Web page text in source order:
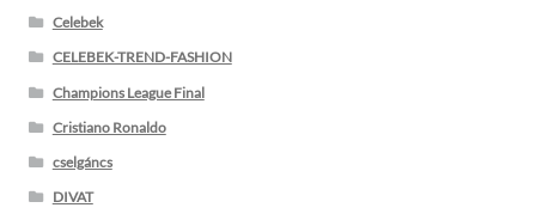
Celebek
CELEBEK-TREND-FASHION
Champions League Final
Cristiano Ronaldo
cselgáncs
DIVAT